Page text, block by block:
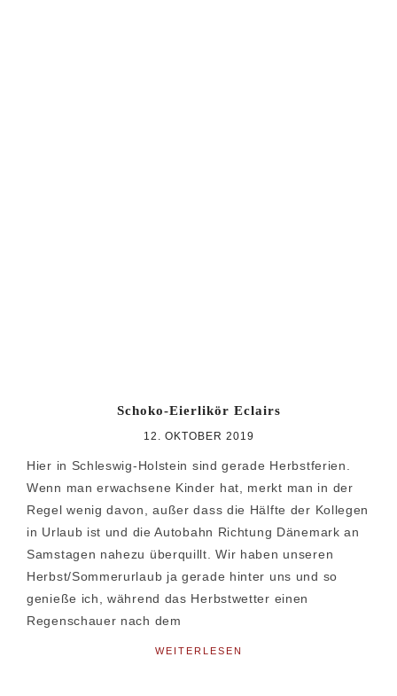
Schoko-Eierlikör Eclairs
12. OKTOBER 2019
Hier in Schleswig-Holstein sind gerade Herbstferien.
Wenn man erwachsene Kinder hat, merkt man in der
Regel wenig davon, außer dass die Hälfte der Kollegen
in Urlaub ist und die Autobahn Richtung Dänemark an
Samstagen nahezu überquillt. Wir haben unseren
Herbst/Sommerurlaub ja gerade hinter uns und so
genieße ich, während das Herbstwetter einen
Regenschauer nach dem
WEITERLESEN